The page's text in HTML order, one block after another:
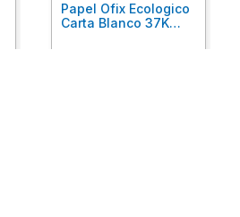
Papel Ofix Ecologico
Carta Blanco 37K